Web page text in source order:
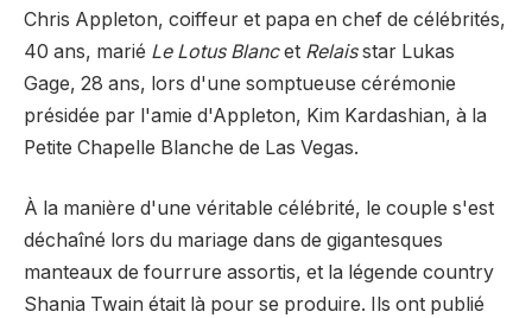
Chris Appleton, coiffeur et papa en chef de célébrités,
40 ans, marié Le Lotus Blancet Relaisstar Lukas
Gage, 28 ans, lors d'une somptueuse cérémonie
présidée par l'amie d'Appleton, Kim Kardashian, à la
Petite Chapelle Blanche de Las Vegas.
À la manière d'une véritable célébrité, le couple s'est
déchaîné lors du mariage dans de gigantesques
manteaux de fourrure assortis, et la légende country
Shania Twain était là pour se produire. Ils ont publié